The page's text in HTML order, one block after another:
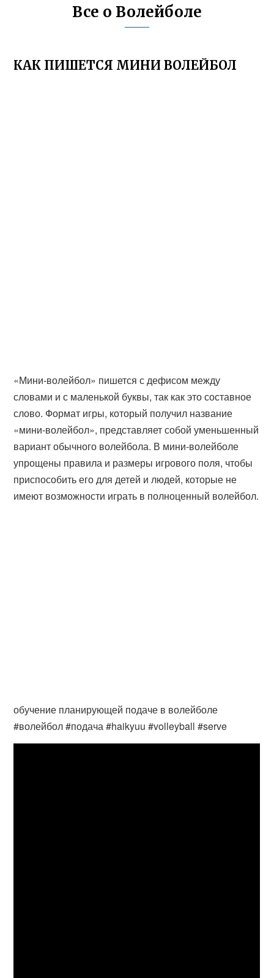
Все о Волейболе
КАК ПИШЕТСЯ МИНИ ВОЛЕЙБОЛ
«Мини-волейбол» пишется с дефисом между
словами и с маленькой буквы, так как это составное
слово. Формат игры, который получил название
«мини-волейбол», представляет собой уменьшенный
вариант обычного волейбола. В мини-волейболе
упрощены правила и размеры игрового поля, чтобы
приспособить его для детей и людей, которые не
имеют возможности играть в полноценный волейбол.
обучение планирующей подаче в волейболе
#волейбол #подача #haikyuu #volleyball #serve